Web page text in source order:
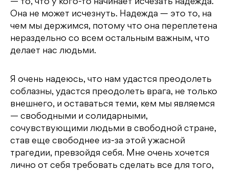
— то, что у кого-то начинает исчезать надежда.
Она не может исчезнуть. Надежда — это то, на
чем мы держимся, потому что она переплетена
нераздельно со всем остальным важным, что
делает нас людьми.
Я очень надеюсь, что нам удастся преодолеть
соблазны, удастся преодолеть врага, не только
внешнего, и оставаться теми, кем мы являемся
— свободными и солидарными,
сочувствующими людьми в свободной стране,
став еще свободнее из-за этой ужасной
трагедии, превзойдя себя. Мне очень хочется
лично от себя требовать сделать все для того,